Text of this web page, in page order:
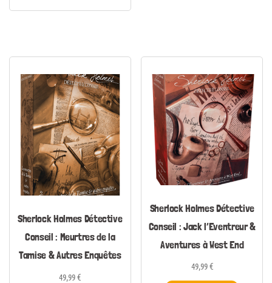
Sherlock Holmes Détective
Conseil : Meurtres de la
Tamise & Autres Enquêtes
49,99€
Sherlock Holmes Détective
Conseil : Jack l’Eventreur &
Aventures à West End
49,99€